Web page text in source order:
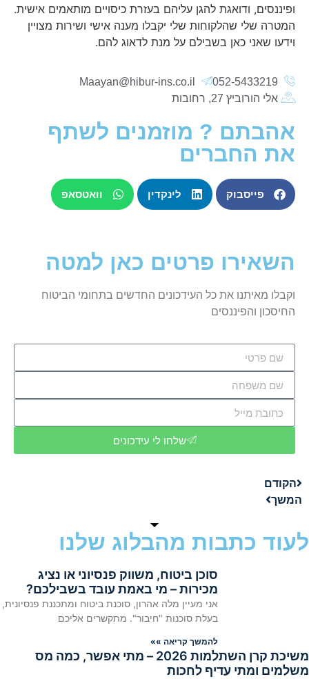
ופיננסים, ודואגת להגן עליהם בעזרת כיסויים מותאמים אישית.
המטרה שלי שהלקוחות שלי יקבלו מענה אישי ושירות מצויין
וידעו שאני כאן בשבילם על מנת לדאוג להם.
052-5433219
Maayan@hibur-ins.co.il
אלי הורוביץ 27, רחובות
אהבתם ? מוזמנים לשתף
את החברים
פייסבוק לינקדין וואטסאפ
השאירו פרטים כאן למטה
וקבלו מאיתנו את כל העידכונים החדשים בתחומי הביטוח
החיסכון והפיננסים
שלחו לי עידכונים
הקודם
המשך
לעוד כתבות מהבלוג שלנו
סוכן ביטוח, משווק פנסיוני או נציג
מכירות – מי באמת עובד בשבילכם?
אני מעיין מלה אהרון, סוכנת ביטוח ומתכננת פנסיונית,
בעלת סוכנות "חיבור". מתקשרים אליכם
להמשך קריאה »»
משיכת קרן השתלמות 2026 – מתי אפשר, כמה מס
משלמים ומתי עדיף לחכות